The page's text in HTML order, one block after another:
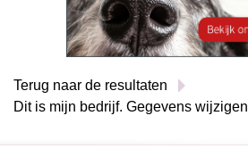
Terug naar de resultaten
Dit is mijn bedrijf. Gegevens wijzigen